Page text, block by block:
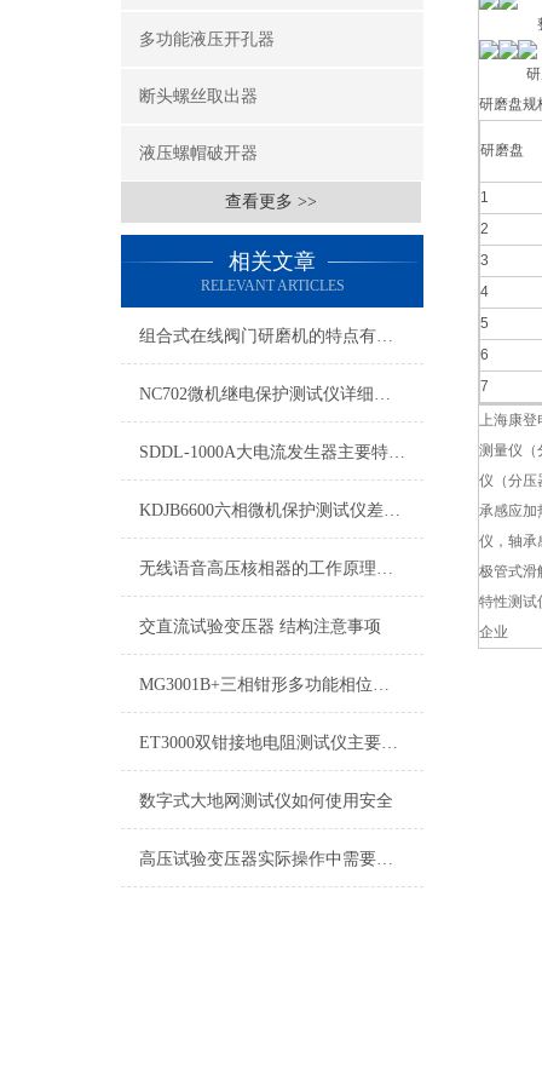
多功能液压开孔器
断头螺丝取出器
液压螺帽破开器
查看更多 >>
相关文章
RELEVANT ARTICLES
组合式在线阀门研磨机的特点有哪些？
NC702微机继电保护测试仪详细讲解
SDDL-1000A大电流发生器主要特点主要技术参数
KDJB6600六相微机保护测试仪差动保护试验接线方法
无线语音高压核相器的工作原理和各项参数
交直流试验变压器 结构注意事项
MG3001B+三相钳形多功能相位伏安表主要特点是什么
ET3000双钳接地电阻测试仪主要特点与技术
数字式大地网测试仪如何使用安全
高压试验变压器实际操作中需要注意的问题
整
研磨
研磨盘规
研磨盘
1
2
3
4
5
6
7
上海康登
测量仪（
仪（分压
承感应加
仪，轴承
极管式滑
特性测试
企业